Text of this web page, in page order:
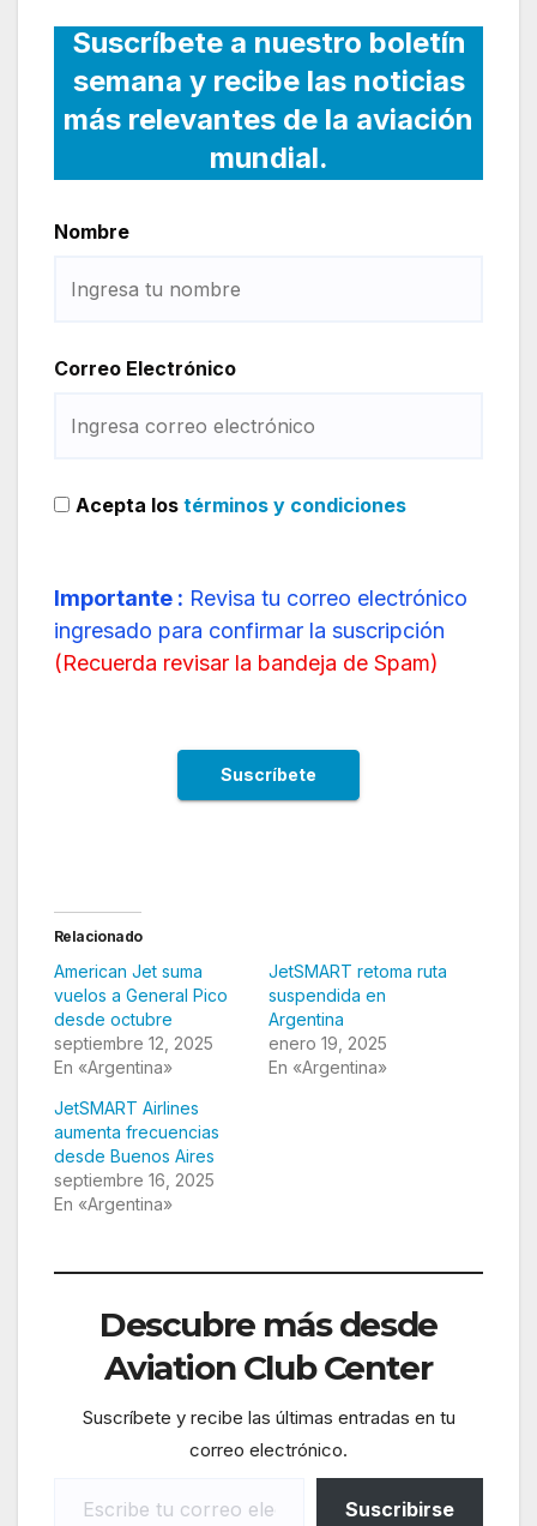
Suscríbete a nuestro boletín
semana y recibe las noticias
más relevantes de la aviación
mundial.
Nombre
Correo Electrónico
Acepta los términos y condiciones
Importante : Revisa tu correo electrónico
ingresado para confirmar la suscripción
(Recuerda revisar la bandeja de Spam)
Relacionado
American Jet suma
vuelos a General Pico
desde octubre
septiembre 12, 2025
En «Argentina»
JetSMART retoma ruta
suspendida en
Argentina
enero 19, 2025
En «Argentina»
JetSMART Airlines
aumenta frecuencias
desde Buenos Aires
septiembre 16, 2025
En «Argentina»
Descubre más desde
Aviation Club Center
Suscríbete y recibe las últimas entradas en tu
correo electrónico.
Suscribirse